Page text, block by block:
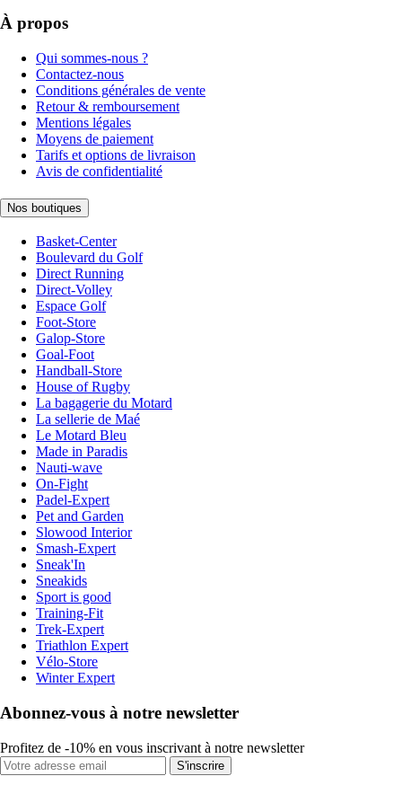
À propos
Qui sommes-nous ?
Contactez-nous
Conditions générales de vente
Retour & remboursement
Mentions légales
Moyens de paiement
Tarifs et options de livraison
Avis de confidentialité
Nos boutiques
Basket-Center
Boulevard du Golf
Direct Running
Direct-Volley
Espace Golf
Foot-Store
Galop-Store
Goal-Foot
Handball-Store
House of Rugby
La bagagerie du Motard
La sellerie de Maé
Le Motard Bleu
Made in Paradis
Nauti-wave
On-Fight
Padel-Expert
Pet and Garden
Slowood Interior
Smash-Expert
Sneak'In
Sneakids
Sport is good
Training-Fit
Trek-Expert
Triathlon Expert
Vélo-Store
Winter Expert
Abonnez-vous à notre newsletter
Profitez de -10% en vous inscrivant à notre newsletter
S'inscrire